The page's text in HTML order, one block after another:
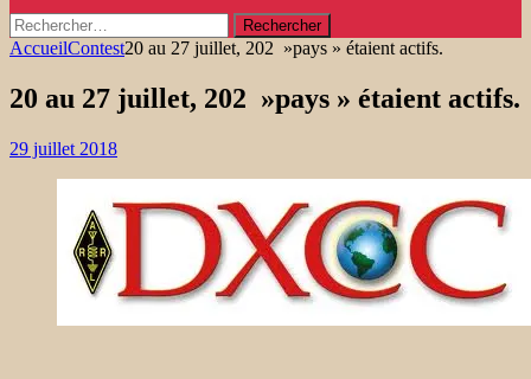
Rechercher :
AccueilContest20 au 27 juillet, 202 »pays » étaient actifs.
20 au 27 juillet, 202 »pays » étaient actifs.
29 juillet 2018